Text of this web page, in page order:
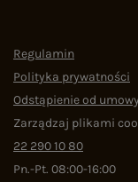
Regulamin
Polityka prywatności
Odstąpienie od umowy
Zarządzaj plikami
22 290 10 80
Pn.-Pt. 08:00-16:00